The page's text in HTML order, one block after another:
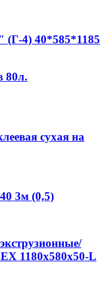
4) 40*585*1185
80л.
сухая на
3м (0,5)
1180х580х50-L